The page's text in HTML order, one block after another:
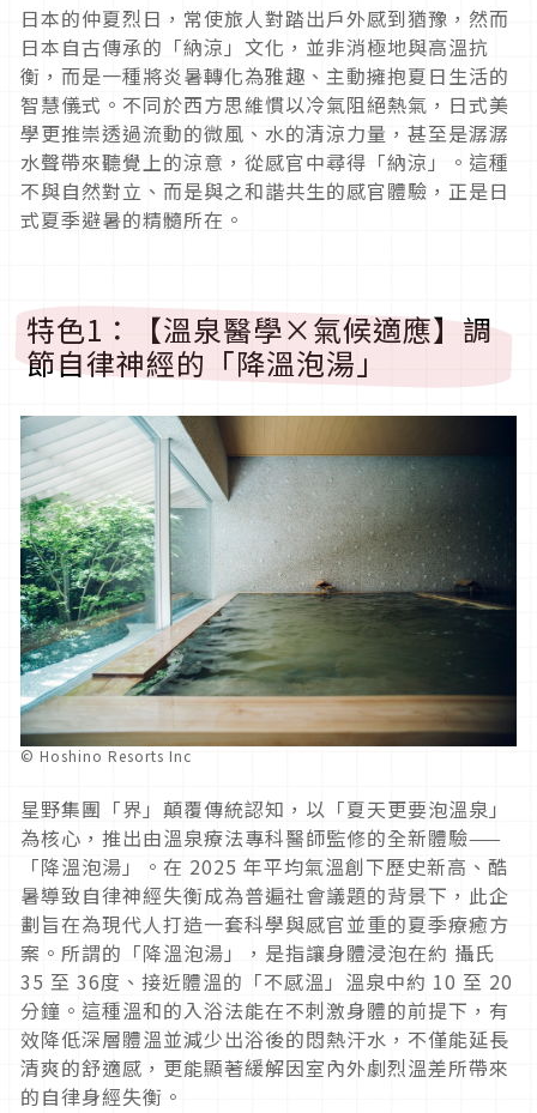
日本的仲夏烈日，常使旅人對踏出戶外感到猶豫，然而
日本自古傳承的「納涼」文化，並非消極地與高溫抗
衡，而是一種將炎暑轉化為雅趣、主動擁抱夏日生活的
智慧儀式。不同於西方思維慣以冷氣阻絕熱氣，日式美
學更推崇透過流動的微風、水的清涼力量，甚至是潺潺
水聲帶來聽覺上的涼意，從感官中尋得「納涼」。這種
不與自然對立、而是與之和諧共生的感官體驗，正是日
式夏季避暑的精髓所在。
特色1：【溫泉醫學×氣候適應】調
節自律神經的「降溫泡湯」
© Hoshino Resorts Inc
星野集團「界」顛覆傳統認知，以「夏天更要泡溫泉」
為核心，推出由溫泉療法專科醫師監修的全新體驗——
「降溫泡湯」。在 2025 年平均氣溫創下歷史新高、酷
暑導致自律神經失衡成為普遍社會議題的背景下，此企
劃旨在為現代人打造一套科學與感官並重的夏季療癒方
案。所謂的「降溫泡湯」，是指讓身體浸泡在約 攝氏
35 至 36度、接近體溫的「不感溫」溫泉中約 10 至 20
分鐘。這種溫和的入浴法能在不刺激身體的前提下，有
效降低深層體溫並減少出浴後的悶熱汗水，不僅能延長
清爽的舒適感，更能顯著緩解因室內外劇烈溫差所帶來
的自律身經失衡。